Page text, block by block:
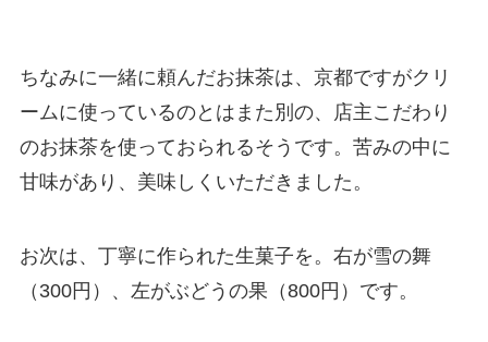
ちなみに一緒に頼んだお抹茶は、京都ですがクリ
ームに使っているのとはまた別の、店主こだわり
のお抹茶を使っておられるそうです。苦みの中に
甘味があり、美味しくいただきました。
お次は、丁寧に作られた生菓子を。右が雪の舞
（300円）、左がぶどうの果（800円）です。